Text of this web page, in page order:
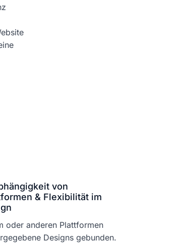
von
& Flexibilität im
oder anderen Plattformen
Designs gebunden.